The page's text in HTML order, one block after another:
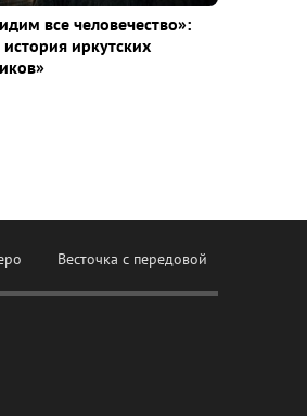
все человечество»:
иркутских
Весточка с передовой